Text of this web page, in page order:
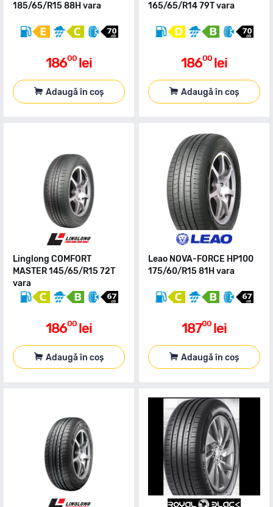
185/65/R15 88H vara
18600 lei
Adaugă în coș
165/65/R14 79T vara
18600 lei
Adaugă în coș
Linglong COMFORT
MASTER 145/65/R15 72T
vara
18600 lei
Adaugă în coș
Leao NOVA-FORCE HP100
175/60/R15 81H vara
18700 lei
Adaugă în coș